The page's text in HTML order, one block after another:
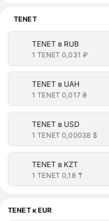
TENET
TENET в RUB
1 TENET 0,031 ₽
TENET в UAH
1 TENET 0,017 ₴
TENET в USD
1 TENET 0,00038 $
TENET в KZT
1 TENET 0,18 ₸
TENET к EUR